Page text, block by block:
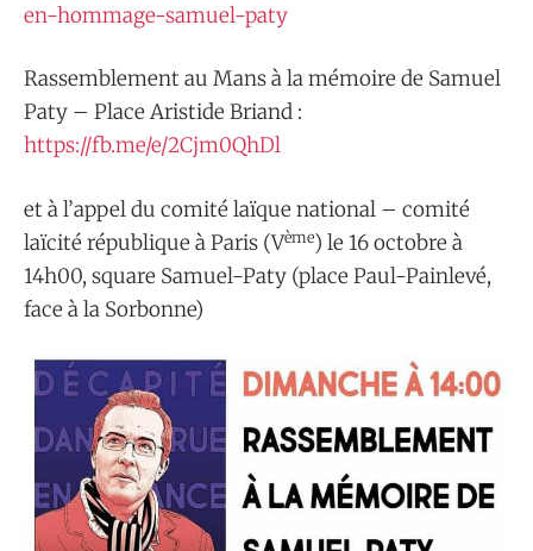
en-hommage-samuel-paty
Rassemblement au Mans à la mémoire de Samuel
Paty – Place Aristide Briand :
https://fb.me/e/2Cjm0QhDl
et à l’appel du comité laïque national – comité
laïcité république à Paris (Vème) le 16 octobre à
14h00, square Samuel-Paty (place Paul-Painlevé,
face à la Sorbonne)